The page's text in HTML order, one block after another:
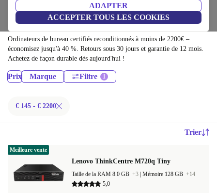
ADAPTER
ACCEPTER TOUS LES COOKIES
Ordinateurs de bureau:
Ordinateurs de bureau certifiés reconditionnés à moins de 2200€ –
économisez jusqu'à 40 %. Retours sous 30 jours et garantie de 12 mois.
Achetez de façon durable dès aujourd'hui !
Prix Marque Filtre
€ 145 - € 2200
Trier
Lenovo ThinkCentre M720q Tiny
Taille de la RAM 8.0 GB +3 Mémoire 128 GB +14
5,0
Meilleure vente